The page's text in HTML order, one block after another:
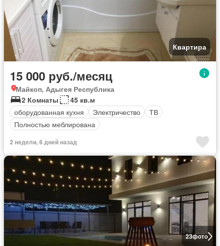
Квартира
15 000 руб./месяц
Майкоп, Адыгея Республика
2 Комнаты
45 кв.м
оборудованная кухня
Электричество
ТВ
Полностью меблирована
2 недели, 6 дней назад
23фото